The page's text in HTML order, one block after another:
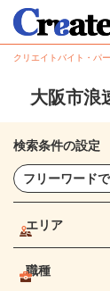
クリエイトバイト・パ
大阪市浪
検索条件の設定
エリア
職種